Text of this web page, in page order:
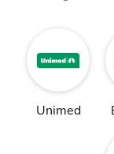
Unimed